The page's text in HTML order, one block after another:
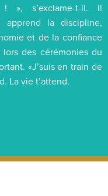
! », s’exclame-t-il. Il
la discipline,
et de la confiance
des cérémonies du
«J’suis en train de
La vie t’attend.